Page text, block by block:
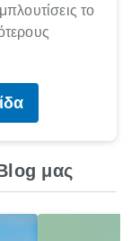
το
μας